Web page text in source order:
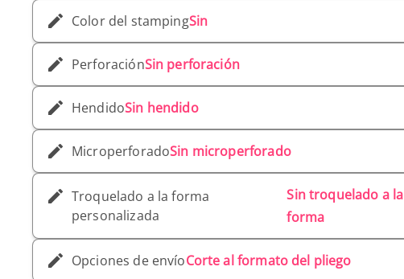
Color del stampingSin
PerforaciónSin perforación
HendidoSin hendido
MicroperforadoSin microperforado
Troquelado a la forma
personalizada
Sin troquelado a la
forma
Opciones de envíoCorte al formato del pliego